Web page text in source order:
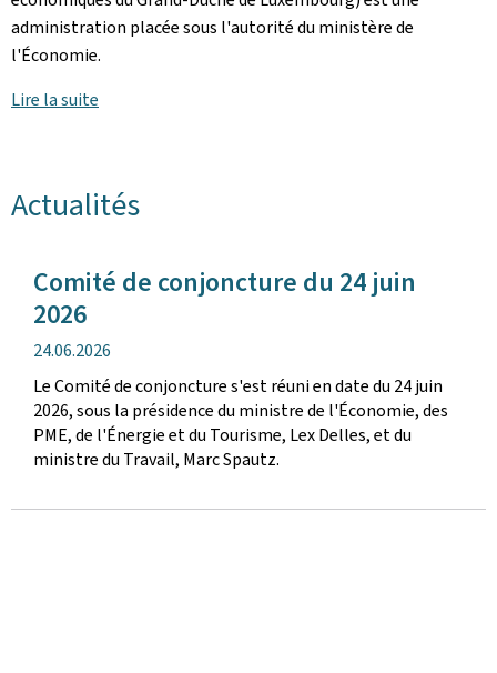
administration placée sous l'autorité du ministère de
l'Économie.
Lire la suite
Actualités
Comité de conjoncture du 24 juin
2026
date
de
publication
24.06.2026
Le Comité de conjoncture s'est réuni en date du 24 juin
2026, sous la présidence du ministre de l'Économie, des
PME, de l'Énergie et du Tourisme, Lex Delles, et du
ministre du Travail, Marc Spautz.